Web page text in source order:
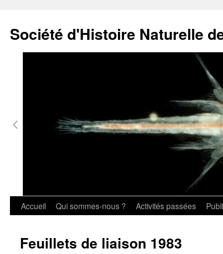
Société d'Histoire Naturelle
Accueil Qui sommes-nous ? Activités passées
Feuillets de liaison 1983